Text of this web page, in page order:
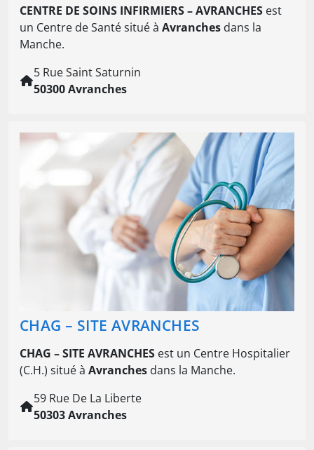
CENTRE DE SOINS INFIRMIERS – AVRANCHES est
un Centre de Santé situé à Avranches dans la
Manche.
5 Rue Saint Saturnin
50300 Avranches
CHAG – SITE AVRANCHES
CHAG – SITE AVRANCHES est un Centre Hospitalier
(C.H.) situé à Avranches dans la Manche.
59 Rue De La Liberte
50303 Avranches